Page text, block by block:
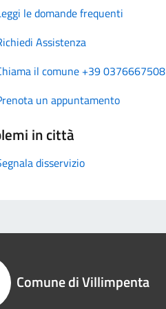
le domande frequenti
Assistenza
il comune +39 0376667508
un appuntamento
in città
disservizio
Comune di Villimpenta